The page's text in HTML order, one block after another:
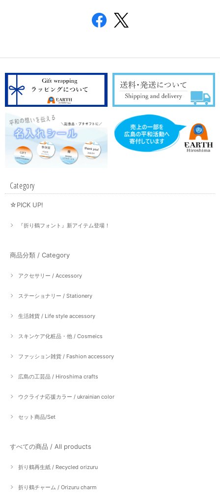
Category
☆PICK UP!
『折り鶴フォント』新アイテム登場！
商品分類 / Category
アクセサリー / Accessory
ステーショナリー / Stationery
生活雑貨 / Life style accessory
スキンケア化粧品・他 / Cosmeics
ファッション雑貨 / Fashion accessory
広島の工芸品 / Hiroshima crafts
ウクライナ応援カラー / ukrainian color
セット商品/Set
すべての商品 / All products
折り鶴再生紙 / Recycled orizuru
折り鶴チャーム / Orizuru charm